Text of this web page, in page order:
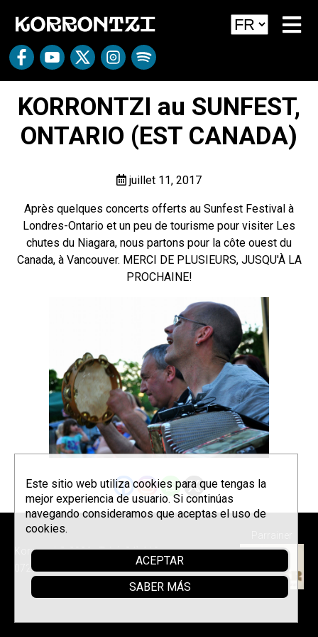
KORRONTZI au SUNFEST,
ONTARIO (EST CANADA)
juillet 11, 2017
Après quelques concerts offerts au Sunfest Festival à
Londres-Ontario et un peu de tourisme pour visiter Les
chutes du Niagara, nous partons pour la côte ouest du
Canada, à Vancouver. MERCI DE PLUSIEURS, JUSQU'À LA
PROCHAINE!
Korrontzi © 2026 - Tel. (+34) 618
072 076 -
Política de privacidad
Este sitio web utiliza cookies para que tengas la
mejor experiencia de usuario. Si continúas
navegando consideramos que aceptas el uso de
cookies.
ACEPTAR
SABER MÁS